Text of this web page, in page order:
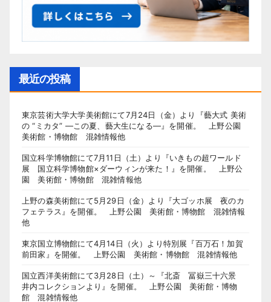
最近の投稿
東京芸術大学大学美術館にて7月24日（金）より『藝大式 美術
の “ミカタ” ―この夏、藝大生になる―』を開催。 上野公園
美術館・博物館 混雑情報他
国立科学博物館にて7月11日（土）より『いきもの超ワールド
展 国立科学博物館×ダーウィンが来た！』を開催。 上野公
園 美術館・博物館 混雑情報他
上野の森美術館にて5月29日（金）より『大ゴッホ展 夜のカ
フェテラス』を開催。 上野公園 美術館・博物館 混雑情報
他
東京国立博物館にて4月14日（火）より特別展『百万石！加賀
前田家』を開催。 上野公園 美術館・博物館 混雑情報他
国立西洋美術館にて3月28日（土）～『北斎 冨嶽三十六景
井内コレクションより』を開催。 上野公園 美術館・博物
館 混雑情報他